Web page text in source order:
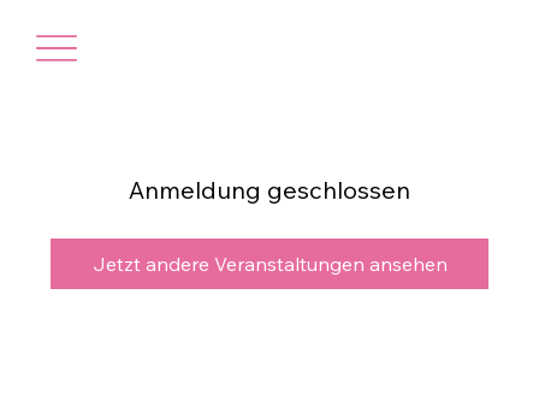
Anmeldung geschlossen
Jetzt andere Veranstaltungen ansehen